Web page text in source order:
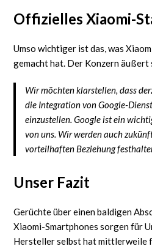
Offizielles Xiaomi-
Umso wichtiger ist das, was
gemacht hat. Der Konzern äußert
Wir möchten klarstellen, dass
die Integration von Google-
einzustellen. Google ist ein
von uns. Wir werden auch
vorteilhaften Beziehung
Unser Fazit
Gerüchte über einen baldigen
Xiaomi-Smartphones sorgen für
Hersteller selbst hat mittlerweile